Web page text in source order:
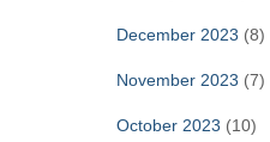
December 2023 (8)
November 2023 (7)
October 2023 (10)